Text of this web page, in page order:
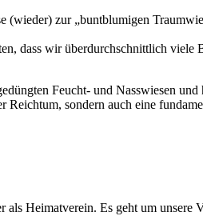
(wieder) zur „buntblumigen
dass wir überdurchschnittlich
Feucht- und Nasswiesen
sondern auch eine
Heimatverein. Es geht um unsere